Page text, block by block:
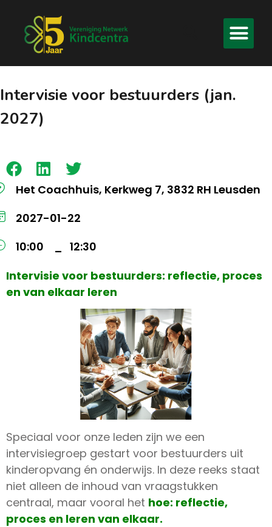
Intervisie voor bestuurders (jan.
2027)
Het Coachhuis, Kerkweg 7, 3832 RH Leusden
2027-01-22
10:00
– 12:30
Intervisie voor bestuurders: reflectie, proces
en van elkaar leren
Speciaal voor onze leden zijn we een
intervisiegroep gestart voor bestuurders uit
kinderopvang én onderwijs. In deze reeks staat
niet alleen de inhoud van vraagstukken
centraal, maar vooral het hoe: reflectie,
proces en leren van elkaar.